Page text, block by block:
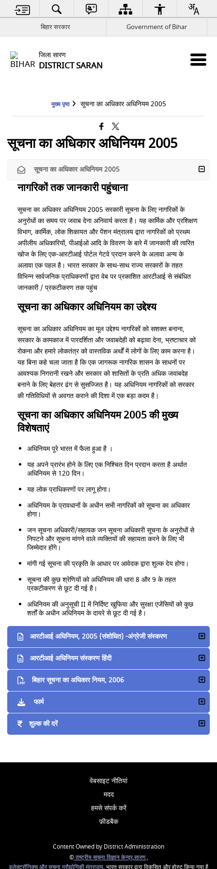
बिहार सरकार Government of Bihar
जिला सारण
DISTRICT SARAN
मुख्य पृष्ठ सूचना का अधिकार अधिनियम 2005
सूचना का अधिकार अधिनियम 2005
सूचना का अधिकार अधिनियम 2005
नागरिकों तक जानकारी पहुंचाना
सूचना का अधिकार अधिनियम 2005 सरकारी सूचना के लिए नागरिकों के
अनुरोधों का समय पर जवाब देना अनिवार्य करता है। यह कार्मिक और प्रशिक्षण
विभाग, कार्मिक, लोक शिकायत और पेंशन मंत्रालय द्वारा नागरिकों को प्रथम
अपीलीय अधिकारियों, पीआईओ आदि के विवरण के बारे में जानकारी की त्वरित
खोज के लिए एक-आरटीआई पोर्टल गेटवे प्रदान करने के अलावा अन्य के
अलावा एक पहल है। भारत सरकार के साथ-साथ राज्य सरकारों के तहत
विभिन्न सार्वजनिक प्राधिकरणों द्वारा वेब पर प्रकाशित आरटीआई से संबंधित
जानकारी / प्रकटीकरण तक पहुंच
सूचना का अधिकार अधिनियम का उद्देश्य
सूचना का अधिकार अधिनियम का मूल उद्देश्य नागरिकों को सशक्त बनाना,
सरकार के कामकाज में पारदर्शिता और जवाबदेही को बढ़ावा देना, भ्रष्टाचार को
रोकना और हमारे लोकतंत्र को वास्तविक अर्थों में लोगों के लिए काम करना है।
यह बिना कहे चला जाता है कि एक जागरूक नागरिक शासन के साधनों पर
आवश्यक निगरानी रखने और सरकार को शासितों के प्रति अधिक जवाबदेह
बनाने के लिए बेहतर ढंग से सुसज्जित है। यह अधिनियम नागरिकों को सरकार
की गतिविधियों से अवगत कराने की दिशा में एक बड़ा कदम है।
सूचना का अधिकार अधिनियम 2005 की मुख्य
विशेषताएं
अधिनियम पूरे भारत में फैला हुआ है ।
यह अपने प्रारंभ होने के लिए एक निश्चित दिन प्रदान करता है अर्थात
अधिनियम से 120 दिन।
यह लोक प्राधिकरणों पर लागू होगा।
अधिनियम के प्रावधानों के अधीन सभी नागरिकों को सूचना का अधिकार
होगा।
जन सूचना अधिकारी/सहायक जन सूचना अधिकारी सूचना के अनुरोधों से
निपटने और सूचना मांगने वाले व्यक्तियों की सहायता करने के लिए भी
जिम्मेदार होंगे।
मांगी गई सूचना की प्रकृति के आधार पर आवेदक द्वारा शुल्क देय होगा।
सूचना की कुछ श्रेणियों को अधिनियम की धारा 8 और 9 के तहत
प्रकटीकरण से छूट दी गई है।
अधिनियम की अनुसूची II में निर्दिष्ट खुफिया और सुरक्षा एजेंसियों को कुछ
शर्तों के अधीन अधिनियम के दायरे से छूट दी गई है।
आरटीआई अधिनियम, 2005 (संशोधित) -अंग्रेजी संस्करण
आरटीआई अधिनियम संस्करण हिंदी
बिहार सूचना का अधिकार नियम, 2006
फार्म
शुल्क की दरें
वेबसाइट नीतियां
मदद
हमसे संपर्क करें
फ़ीडबैक
Content Owned by District Administration
©राष्ट्रीय सूचना विज्ञान केन्द्र,सारण ,
इलेक्ट्रॉनिक्स और सूचना प्रौद्योगिकी मंत्रालय, भारत सरकार द्वारा विकसित और होस्ट किया गया है